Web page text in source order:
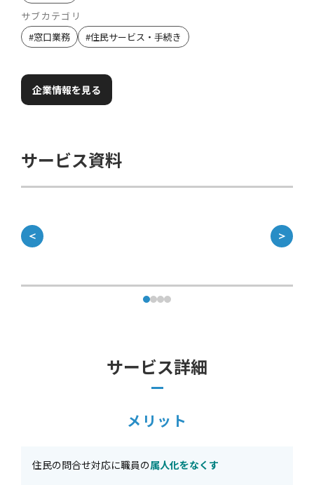
サブカテゴリ
#窓口業務 #住民サービス・手続き
企業情報を見る
サービス資料
＜ ＞
サービス詳細
メリット
住民の問合せ対応に職員の属人化をなくす